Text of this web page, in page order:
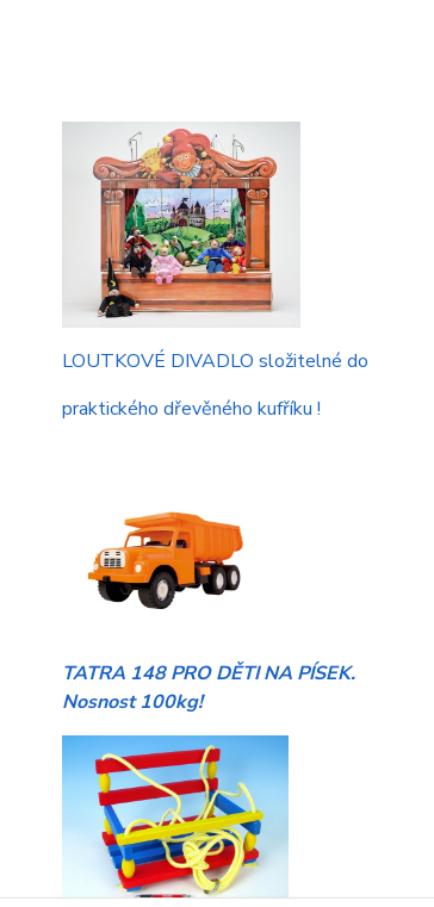
LOUTKOVÉ DIVADLO složitelné do
praktického dřevěného kufříku !
TATRA 148 PRO DĚTI NA PÍSEK.
Nosnost 100kg!